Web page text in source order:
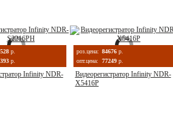
р.
р.
Infinity NDR-
роз.цена: 84676 р.
опт.цена:
77249 р.
Видеорегистратор Infinity NDR-
X5416P